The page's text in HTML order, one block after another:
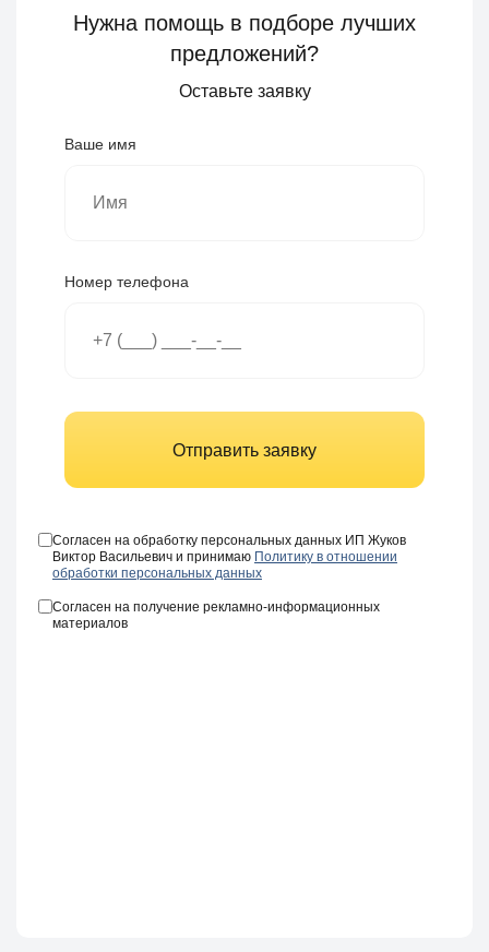
Нужна помощь в подборе лучших
предложений?
Оставьте заявку
Ваше имя
Номер телефона
Отправить заявку
Согласен на обработку персональных данных ИП Жуков
Виктор Васильевич и принимаю Политику в отношении
обработки персональных данных
Согласен на получение рекламно-информационных
материалов